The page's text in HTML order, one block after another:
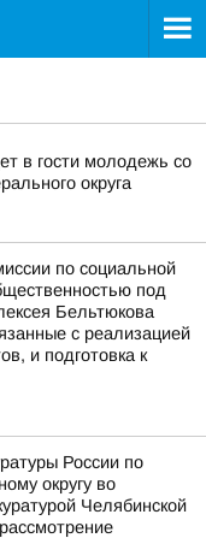
в гости молодежь со
округа
по социальной
под
Бельтюкова
с реализацией
и подготовка к
России по
округу во
Челябинской